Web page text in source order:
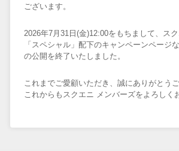
ございます。
2026年7月31日(金)12:00をもちまして、ス
「スペシャル」配下のキャンペーンページ
の公開を終了いたしました。
これまでご愛顧いただき、誠にありがとうご
これからもスクエニ メンバーズをよろしく